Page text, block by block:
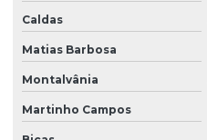
Caldas
Matias Barbosa
Montalvânia
Martinho Campos